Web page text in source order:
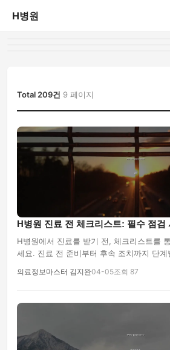
H병원
Total 209건 9 페이지
H병원 진료 전 체크리스트: 필수 점검
H병원에서 진료를 받기 전, 체크리스트를
세요. 진료 전 준비부터 후속 조치까지 단계
의료정보마스터 김지완04-05조회 87